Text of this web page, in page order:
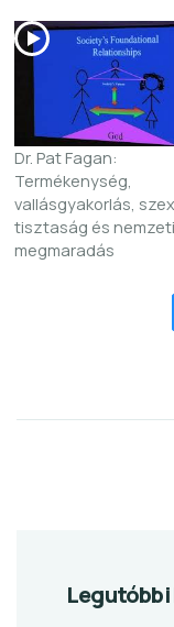
Dr. Pat Fagan:
Termékenység,
vallásgyakorlás,
tisztaság és nemzeti
megmaradás